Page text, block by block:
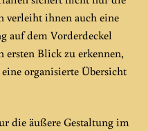
verleiht ihnen auch eine
auf dem Vorderdeckel
ersten Blick zu erkennen,
organisierte Übersicht
die äußere Gestaltung im